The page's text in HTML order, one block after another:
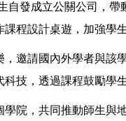
自發成立公關公司，
程設計桌遊，加強學
邀請國內外學者與
技，透過課程鼓勵學
院，共同推動師生與